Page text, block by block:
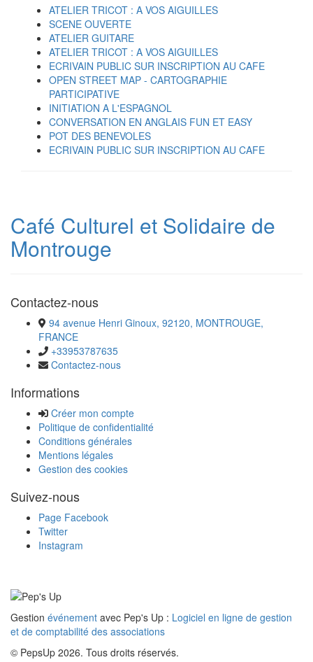
ATELIER TRICOT : A VOS AIGUILLES
SCENE OUVERTE
ATELIER GUITARE
ATELIER TRICOT : A VOS AIGUILLES
ECRIVAIN PUBLIC SUR INSCRIPTION AU CAFE
OPEN STREET MAP - CARTOGRAPHIE
PARTICIPATIVE
INITIATION A L'ESPAGNOL
CONVERSATION EN ANGLAIS FUN ET EASY
POT DES BENEVOLES
ECRIVAIN PUBLIC SUR INSCRIPTION AU CAFE
Café Culturel et Solidaire de
Montrouge
Contactez-nous
94 avenue Henri Ginoux, 92120, MONTROUGE,
FRANCE
+33953787635
Contactez-nous
Informations
Créer mon compte
Politique de confidentialité
Conditions générales
Mentions légales
Gestion des cookies
Suivez-nous
Page Facebook
Twitter
Instagram
Gestion événement avec Pep's Up : Logiciel en ligne de gestion
et de comptabilité des associations
© PepsUp 2026. Tous droits réservés.